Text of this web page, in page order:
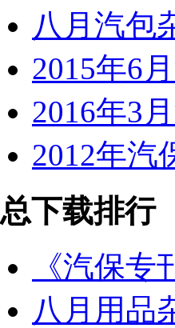
八月汽包
2015年6
2016年3
2012年汽
总下载排行
《汽保
八月用品